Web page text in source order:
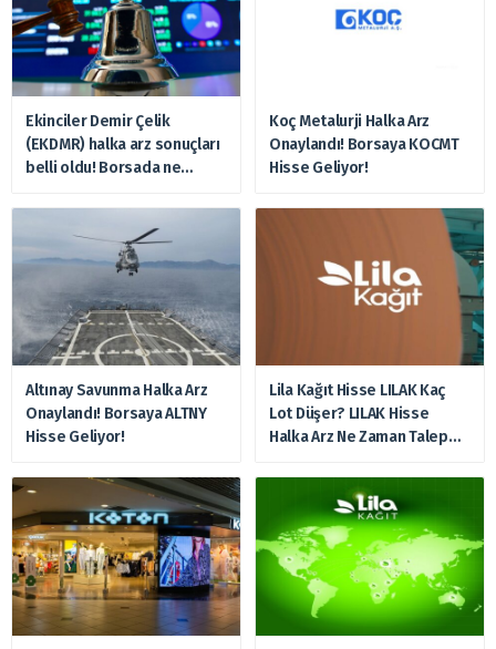
Ekinciler Demir Çelik
(EKDMR) halka arz sonuçları
belli oldu! Borsada ne
Koç Metalurji Halka Arz
Onaylandı! Borsaya KOCMT
Hisse Geliyor!
Altınay Savunma Halka Arz
Onaylandı! Borsaya ALTNY
Hisse Geliyor!
Lila Kağıt Hisse LILAK Kaç
Lot Düşer? LILAK Hisse
Halka Arz Ne Zaman Talep